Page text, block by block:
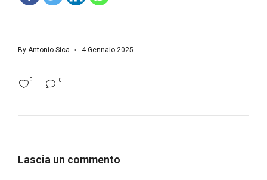
By Antonio Sica 4 Gennaio 2025
0
0
Lascia un commento